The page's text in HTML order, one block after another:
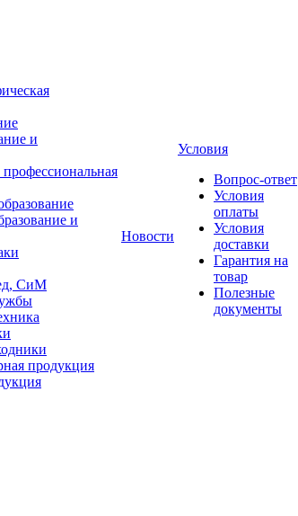
и
и
СиМ
продукция
Новости
Условия
Вопрос-ответ
Условия
оплаты
Условия
доставки
Гарантия на
товар
Полезные
документы